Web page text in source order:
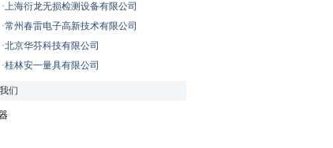
·上海衍龙无损检测设备有限公司
·常州春雷电子高新技术有限公司
·北京华芬科技有限公司
·桂林安一量具有限公司
们